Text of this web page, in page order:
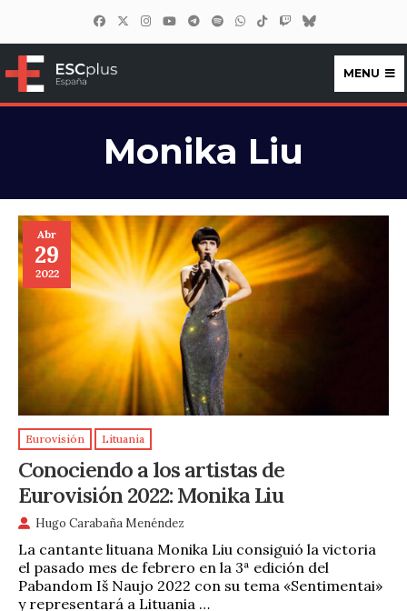
ESCplus España
MENU
Monika Liu
Abr
29
2022
Eurovisión Lituania
Conociendo a los artistas de
Eurovisión 2022: Monika Liu
Hugo Carabaña Menéndez
La cantante lituana Monika Liu consiguió la victoria
el pasado mes de febrero en la 3ª edición del
Pabandom Iš Naujo 2022 con su tema «Sentimentai»
y representará a Lituania …